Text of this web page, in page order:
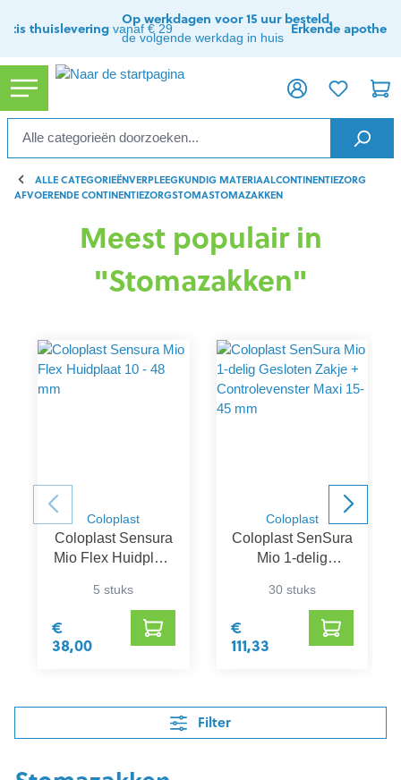
thuislevering vanaf € 29
Op werkdagen voor 15 uur besteld,
de volgende werkdag in huis
Erkende apotheek
ALLE CATEGORIEËNVERPLEEGKUNDIG MATERIAALCONTINENTIEZORG
AFVOERENDE CONTINENTIEZORGSTOMASTOMAZAKKEN
Meest populair in
"Stomazakken"
Coloplast
Coloplast Sensura
Mio Flex Huidplaat
5 stuks
€
38,00
Coloplast
Coloplast SenSura
Mio 1-delig
Controlevenster
Maxi 15-45 mm
30 stuks
€
111,33
Filter